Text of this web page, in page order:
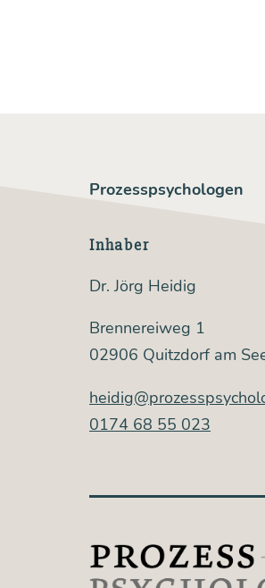
Prozesspsychologen
Inhaber
Dr. Jörg Heidig
Brennereiweg 1
02906 Quitzdorf am
0174 68 55 023